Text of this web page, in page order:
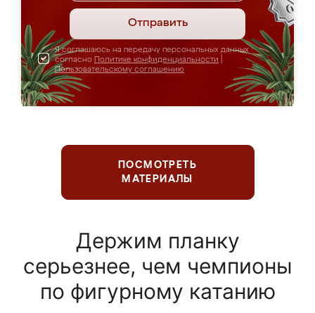
Отправить
Я соглашаюсь на передачу персональных данных
согласно Политике конфиденциальности
Пользовательскому соглашению
ПОСМОТРЕТЬ
МАТЕРИАЛЫ
Держим планку
серьезнее, чем чемпионы
по фигурному катанию